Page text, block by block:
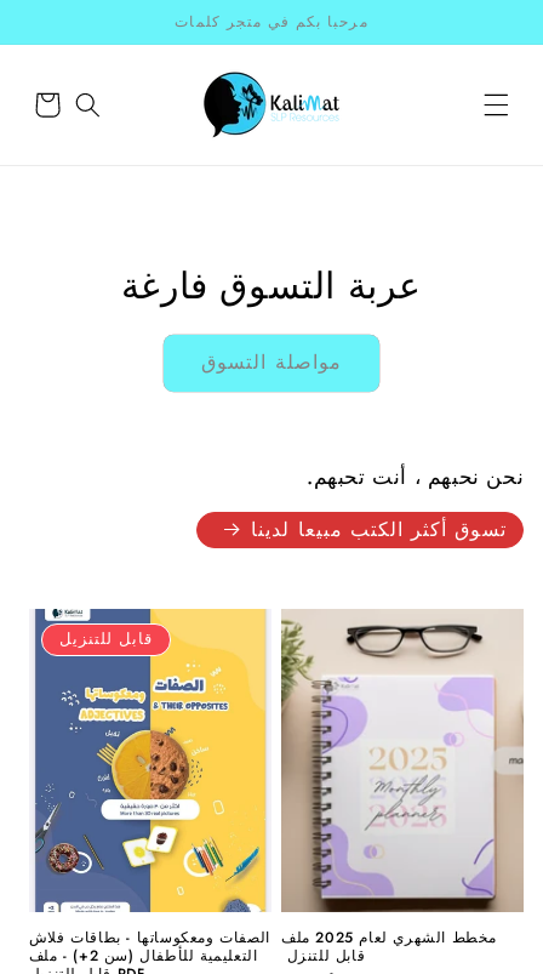
المحتوى
مرحبا بكم في متجر كلمات
سلة
التسوق
عربة التسوق فارغة
مواصلة التسوق
نحن نحبهم ، أنت تحبهم.
تسوق أكثر الكتب مبيعا لدينا
مخطط الشهري لعام 2025 ملف
قابل للتنزل
قابل للتنزيل
الصفات ومعكوساتها - بطاقات فلاش
التعليمية للأطفال (سن 2+) - ملف